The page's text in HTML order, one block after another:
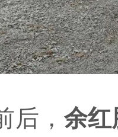
后， 余